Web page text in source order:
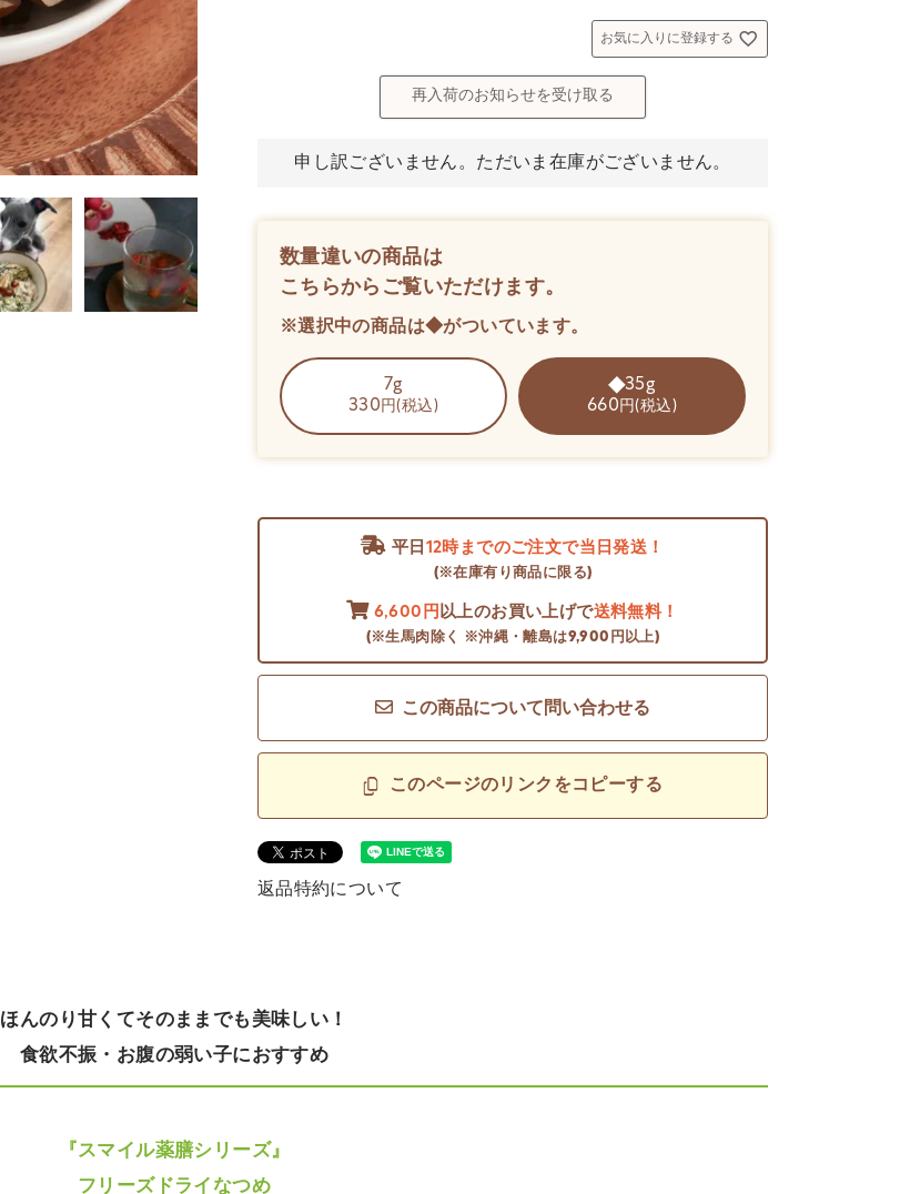
お気に入りに登録する
再入荷のお知らせを受け取る
申し訳ございません。ただいま在庫がございません。
数量違いの商品は
こちらからご覧いただけます。
※選択中の商品は◆がついています。
7g
330 円(税込)
35g
660 円(税込)
平日 12時までのご注文で当日発送！
(※在庫有り商品に限る)
6,600円 以上のお買い上げで送料無料！
(※生馬肉除く ※沖縄・離島は9,900円以上)
この商品について問い合わせる
このページのリンクをコピーする
返品特約について
ほんのり甘くてそのままでも美味しい！
食欲不振・お腹の弱い子におすすめ
『スマイル薬膳シリーズ』
フリーズドライなつめ